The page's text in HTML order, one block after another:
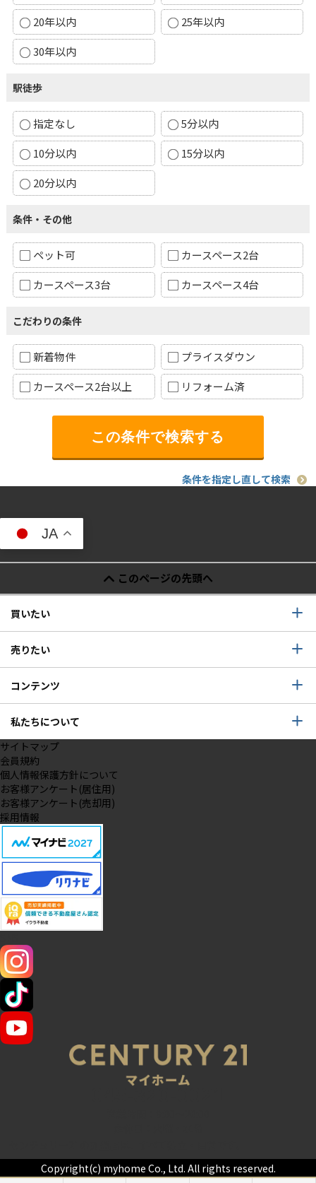
20年以内
25年以内
30年以内
駅徒歩
指定なし
5分以内
10分以内
15分以内
20分以内
条件・その他
ペット可
カースペース2台
カースペース3台
カースペース4台
こだわりの条件
新着物件
プライスダウン
カースペース2台以上
リフォーム済
条件を指定し直して検索
JA
このページの先頭へ
買いたい
売りたい
コンテンツ
私たちについて
サイトマップ
会員規約
個人情報保護方針について
お客様アンケート(居住用)
お客様アンケート(売却用)
採用情報
Copyright(c) myhome Co., Ltd. All rights reserved.